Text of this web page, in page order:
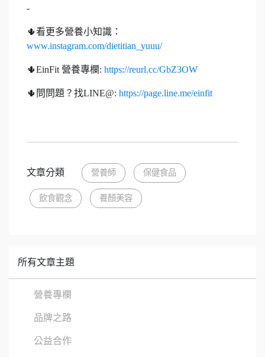
-
🌵看更多營養小知識：
www.instagram.com/dietitian_yuuu/
🌵EinFit 營養專欄: https://reurl.cc/GbZ3OW
🌵問問題？找LINE@: https://page.line.me/einfit
文章分類 營養師 保健食品
飲食觀念 養顏美容
所有文章主題
營養專欄
品牌之路
公益合作